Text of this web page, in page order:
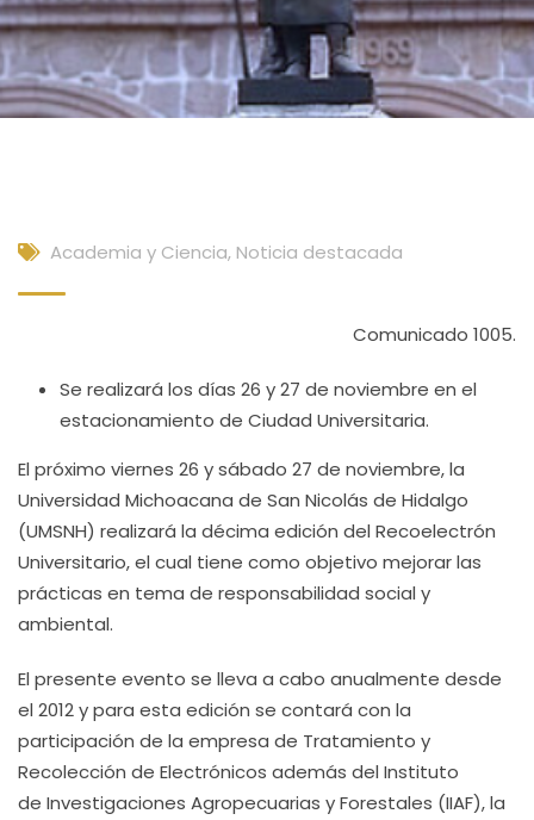
Academia y Ciencia, Noticia destacada
Comunicado 1005.
Se realizará los días 26 y 27 de noviembre en el
estacionamiento de Ciudad Universitaria.
El próximo viernes 26 y sábado 27 de noviembre, la
Universidad Michoacana de San Nicolás de Hidalgo
(UMSNH) realizará la décima edición del Recoelectrón
Universitario, el cual tiene como objetivo mejorar las
prácticas en tema de responsabilidad social y
ambiental.
El presente evento se lleva a cabo anualmente desde
el 2012 y para esta edición se contará con la
participación de la empresa de Tratamiento y
Recolección de Electrónicos además del Instituto
de Investigaciones Agropecuarias y Forestales (IIAF), la